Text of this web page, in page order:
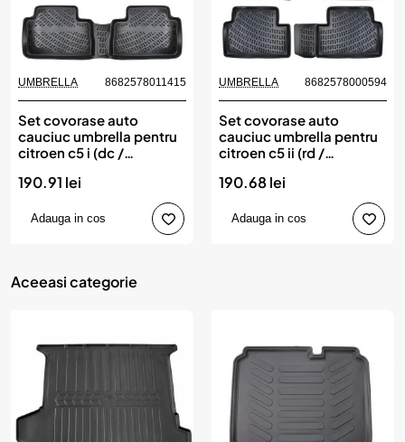
UMBRELLA 8682578011415
Set covorase auto
cauciuc umbrella pentru
citroen c5 i (dc /
190.91 lei
Adauga in cos
UMBRELLA 8682578000594
Set covorase auto
cauciuc umbrella pentru
citroen c5 ii (rd /
190.68 lei
Adauga in cos
Aceeasi categorie